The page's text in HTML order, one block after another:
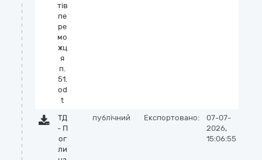
тів
пе
ре
мо
жц
я
п.
51.
od
t
ТД
- П
ог
ли
публічний Експортовано:
07-07-
2026,
15:06:55